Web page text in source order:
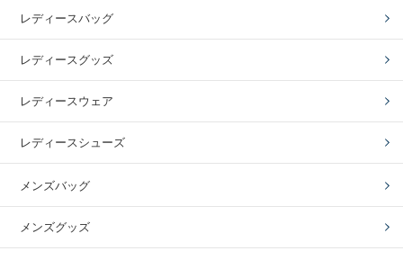
レディースバッグ
レディースグッズ
レディースウェア
レディースシューズ
メンズバッグ
メンズグッズ